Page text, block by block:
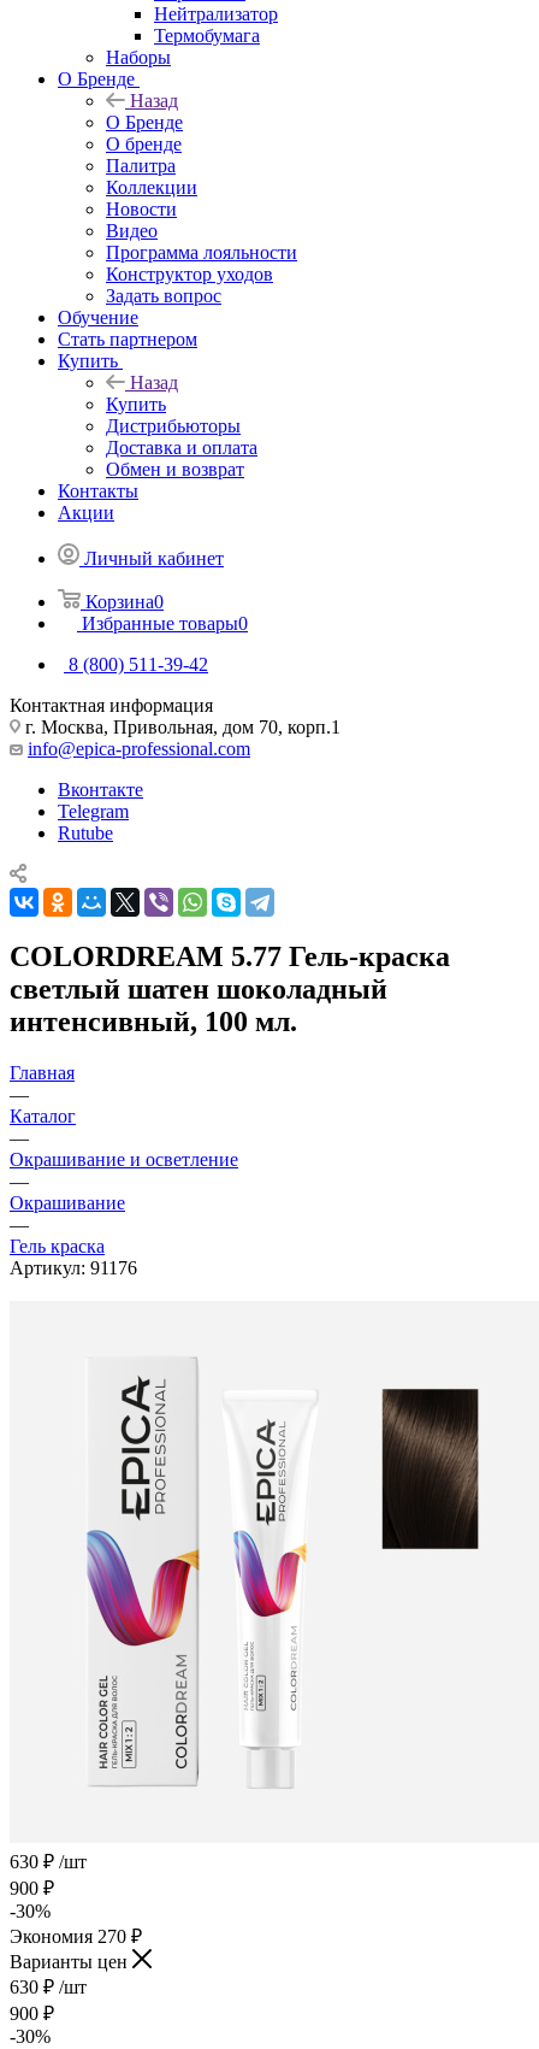
Нейтрализатор
Термобумага
Наборы
О Бренде
Назад
О Бренде
О бренде
Палитра
Коллекции
Новости
Видео
Программа лояльности
Конструктор уходов
Задать вопрос
Обучение
Стать партнером
Купить
Назад
Купить
Дистрибьюторы
Доставка и оплата
Обмен и возврат
Контакты
Акции
Личный кабинет
Корзина0
Избранные товары0
8 (800) 511-39-42
Контактная информация
г. Москва, Привольная, дом 70, корп.1
info@epica-professional.com
Вконтакте
Telegram
Rutube
COLORDREAM 5.77 Гель-краска
светлый шатен шоколадный
интенсивный, 100 мл.
Главная
—
Каталог
—
Окрашивание и осветление
—
Окрашивание
—
Гель краска
Артикул: 91176
630 ₽ /шт
900 ₽
-30%
Экономия 270 ₽
Варианты цен
630 ₽ /шт
900 ₽
-30%